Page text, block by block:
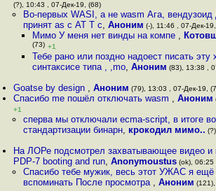
(?), 10:43 , 07-Дек-19, (68)
Во-первых WASI, а не wasm Ага,
принят as с AT T с, Аноним (-), 11:46 , 07-Дек-
Мимо У меня нет винды на компе ,
(73) +1
Тебе рано или поздно надоест писать
синтаксисе типа , ,mo, Аноним (83), 13:38 ,
Goatse by design ,Аноним (79), 13:03 , 07-Дек-19,
Спасибо me пошёл отключать wasm ,Аноним
+1
сперва мы отключали ecma-script, в итоге
стандартизации бинарн, крокодил мимо..
На ЛОРе подсмотрел захватывающее видео
PDP-7 booting and run,Anonymoustus (ok), 06:25
Спасибо тебе мужик, весь этот УЖАС я ещё
вспоминать После просмотра , Аноним